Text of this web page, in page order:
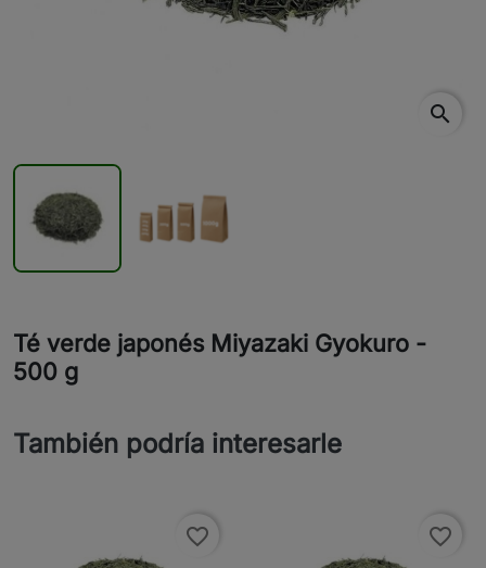
search
Té verde japonés Miyazaki Gyokuro -
500 g
También podría interesarle
favorite_border favorite_border